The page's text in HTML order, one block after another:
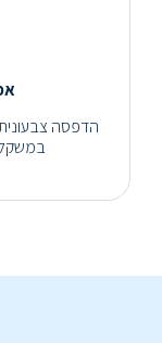
הדפסה צבעונית
במשקל 135, 170 או 220